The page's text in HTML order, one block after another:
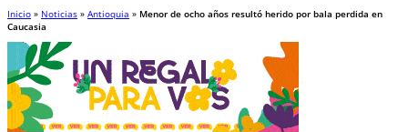
Inicio » Noticias » Antioquia » Menor de ocho años resultó herido por bala perdida en
Caucasia